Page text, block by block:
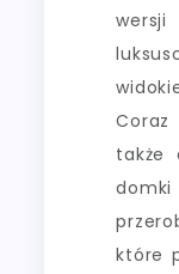
także
które